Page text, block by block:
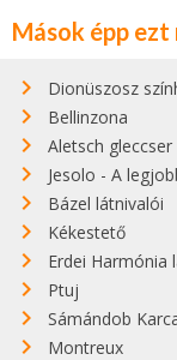
Mások épp ezt
Dionüszosz
Bellinzona
Aletsch gleccser
Jesolo - A
Bázel látnivalói
Kékestető
Erdei
Ptuj
Sámándob
Montreux